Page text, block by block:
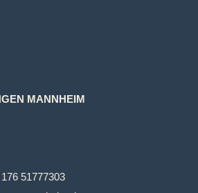
MANNHEIM
51777303